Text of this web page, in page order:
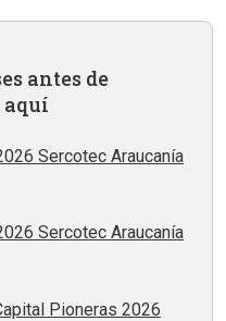
antes de
aquí
Sercotec Araucanía
Sercotec Araucanía
Pioneras 2026